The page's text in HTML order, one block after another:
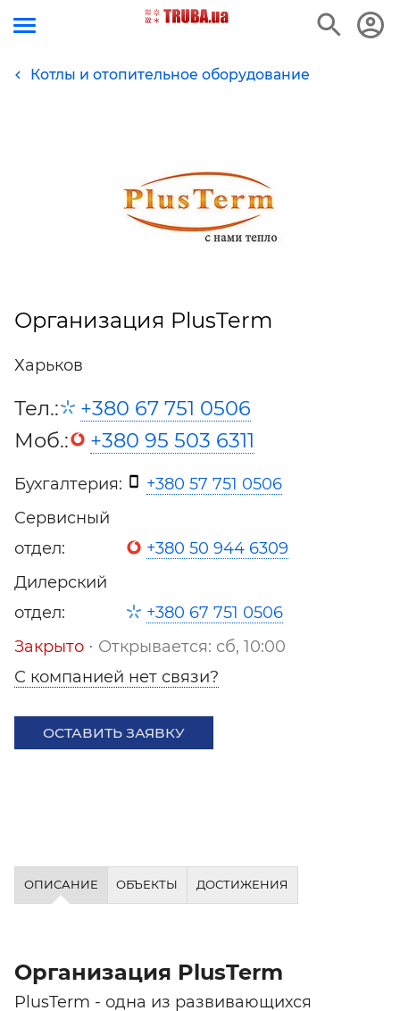
Котлы и отопительное оборудование
Организация PlusTerm
Харьков
Тел.:
+380 67 751 0506
Моб.:
+380 95 503 6311
Бухгалтерия:
+380 57 751 0506
Сервисный
отдел:
+380 50 944 6309
Дилерский
отдел:
+380 67 751 0506
Закрыто ⋅ Открывается: сб, 10:00
С компанией нет связи?
ОСТАВИТЬ ЗАЯВКУ
ОПИСАНИЕ ОБЪЕКТЫ ДОСТИЖЕНИЯ
Организация PlusTerm
PlusTerm - одна из развивающихся